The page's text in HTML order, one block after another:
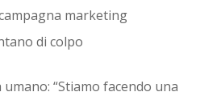
marketing
di colpo
“Stiamo facendo una